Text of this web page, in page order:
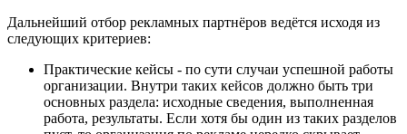
Дальнейший отбор рекламных партнёров ведётся исходя из
следующих критериев:
Практические кейсы - по сути случаи успешной работы
организации. Внутри таких кейсов должно быть три
основных раздела: исходные сведения, выполненная
работа, результаты. Если хотя бы один из таких разделов